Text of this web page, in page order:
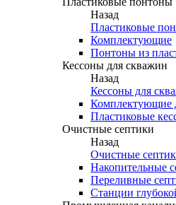
Назад
Пластиковые
Комплектующие
Понтоны из
Кессоны для скважин
Назад
Кессоны для
Комплектующие
Пластиковые
Очистные септики
Назад
Очистные
Накопительные
Переливные
Станции